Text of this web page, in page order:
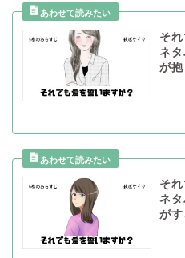
そ
ネ
が抱
そ
ネ
が